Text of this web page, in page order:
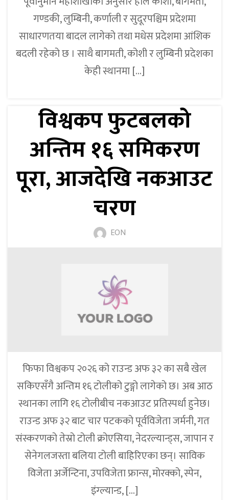
गण्डकी, लुम्बिनी, कर्णाली र सुदूरपश्चिम प्रदेशमा
साधारणतया बादल लागेको तथा मधेस प्रदेशमा आंशिक
बदली रहेको छ । साथै बागमती, कोशी र लुम्बिनी प्रदेशका
केही स्थानमा […]
विश्वकप फुटबलको
अन्तिम १६ समिकरण
पूरा, आजदेखि नकआउट
चरण
EON
फिफा विश्वकप २०२६ को राउन्ड अफ ३२ का सबै खेल
सकिएसँगै अन्तिम १६ टोलीको टुङ्गो लागेको छ। अब आठ
स्थानका लागि १६ टोलीबीच नकआउट प्रतिस्पर्धा हुनेछ।
राउन्ड अफ ३२ बाट चार पटकको पूर्वविजेता जर्मनी, गत
संस्करणको तेस्रो टोली क्रोएसिया, नेदरल्यान्ड्स, जापान र
सेनेगलजस्ता बलिया टोली बाहिरिएका छन्। साविक
विजेता अर्जेन्टिना, उपविजेता फ्रान्स, मोरक्को, स्पेन,
इंग्ल्यान्ड, […]